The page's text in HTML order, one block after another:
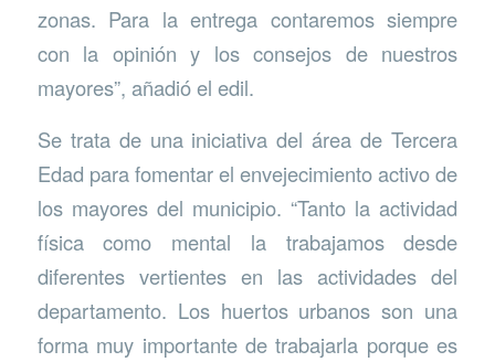
zonas. Para la entrega contaremos siempre
con la opinión y los consejos de nuestros
mayores”, añadió el edil.
Se trata de una iniciativa del área de Tercera
Edad para fomentar el envejecimiento activo de
los mayores del municipio. “Tanto la actividad
física como mental la trabajamos desde
diferentes vertientes en las actividades del
departamento. Los huertos urbanos son una
forma muy importante de trabajarla porque es